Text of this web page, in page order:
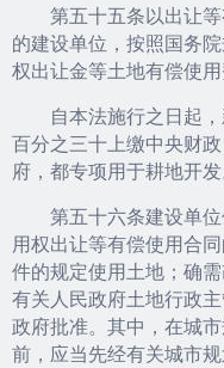
第五十五条以出让等
的建设单位，按照国务
权出让金等土地有偿使
自本法施行之日起，
百分之三十上缴中央财
府，都专项用于耕地开发
第五十六条建设单位
用权出让等有偿使用合
件的规定使用土地；确
有关人民政府土地行政
政府批准。其中，在城
前，应当先经有关城市规